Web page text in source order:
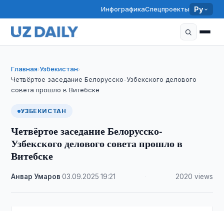
ИнфографикаСпецпроекты Ру
Главная›Узбекистан›
Четвёртое заседание Белорусско-Узбекского делового
совета прошло в Витебске
УЗБЕКИСТАН
Четвёртое заседание Белорусско-
Узбекского делового совета прошло в
Витебске
Анвар Умаров ·03.09.2025 ·19:21 2020 views